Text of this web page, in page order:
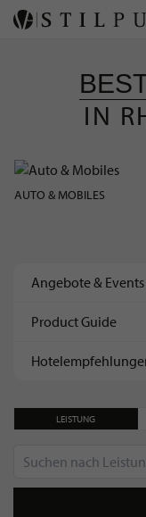
IN
AUTO & MOBILES
Angebote & Events
Product Guide
LEISTUNG